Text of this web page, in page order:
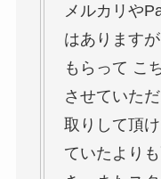
メルカリや
はあります
もらって こ
させていた
取りして頂
ていたより